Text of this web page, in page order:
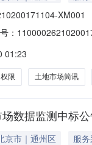
XM001
：
公司地址：详见合同
01:23
限 土地市场简讯
数据监测中标
京市｜通州区 服